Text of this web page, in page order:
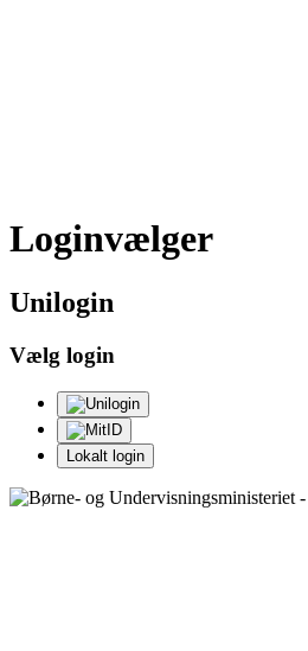
Loginvælger
Unilogin
Vælg login
Lokalt login